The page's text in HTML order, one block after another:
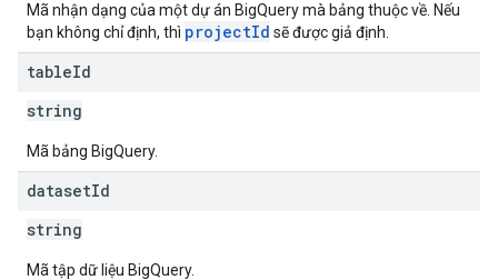
Mã nhận dạng của một dự án BigQuery mà bảng thuộc về. Nếu
bạn không chỉ định, thì projectId sẽ được giả định.
tableId
string
Mã bảng BigQuery.
datasetId
string
Mã tập dữ liệu BigQuery.